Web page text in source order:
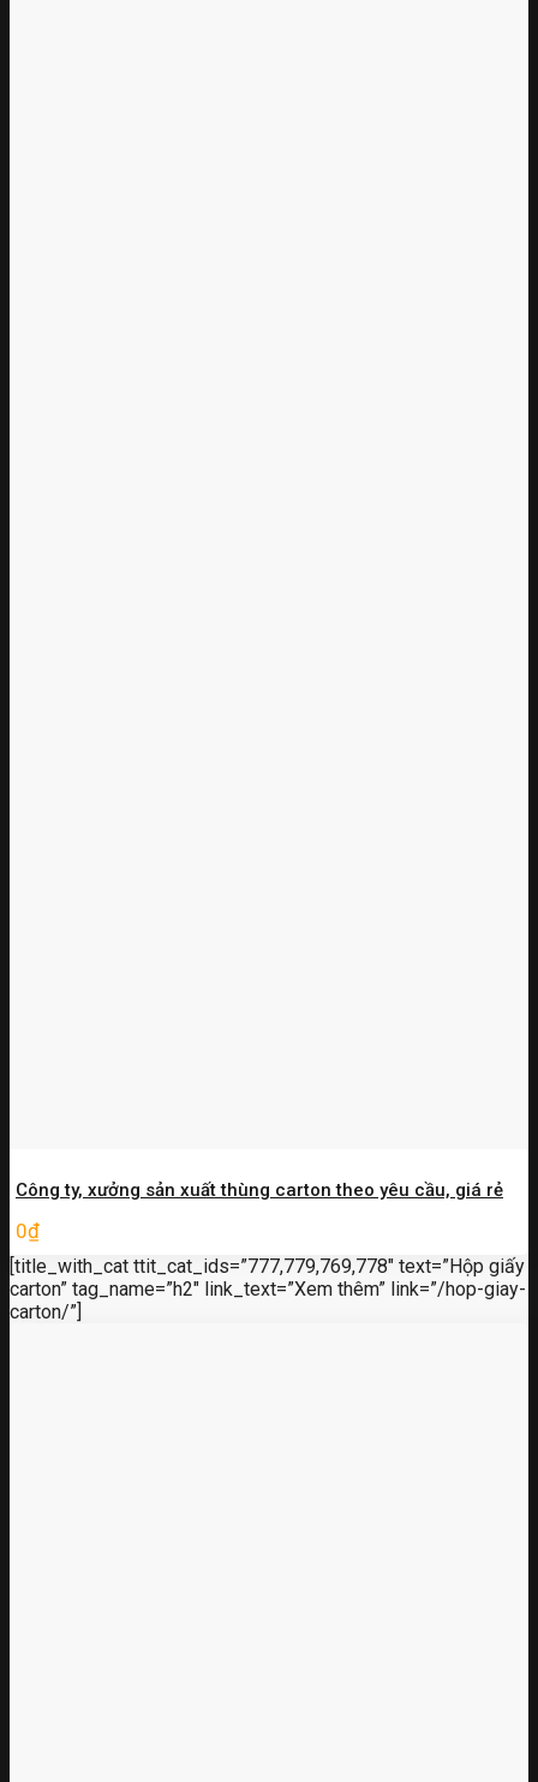
Công ty, xưởng sản xuất thùng carton theo yêu cầu, giá rẻ
0₫
[title_with_cat ttit_cat_ids=”777,779,769,778″ text=”Hộp giấy
carton” tag_name=”h2″ link_text=”Xem thêm” link=”/hop-giay-
carton/”]